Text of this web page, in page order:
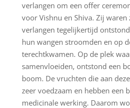
verlangen om een offer
voor Vishnu en Shiva. Zij
verlangen tegelijkertijd
hun wangen stroomden en op
terechtkwamen. Op de plek
samenvloeiden, ontstond een
boom. De vruchten die aan
zeer voedzaam en hebben een
medicinale werking. Daarom